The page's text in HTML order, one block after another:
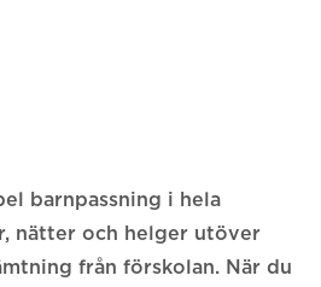
barnpassning i hela
nätter och helger utöver
från förskolan. När du